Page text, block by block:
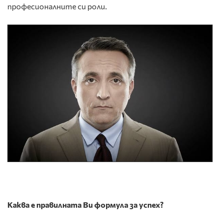
професионалните си роли.
Каква е правилната Ви формула за успех?